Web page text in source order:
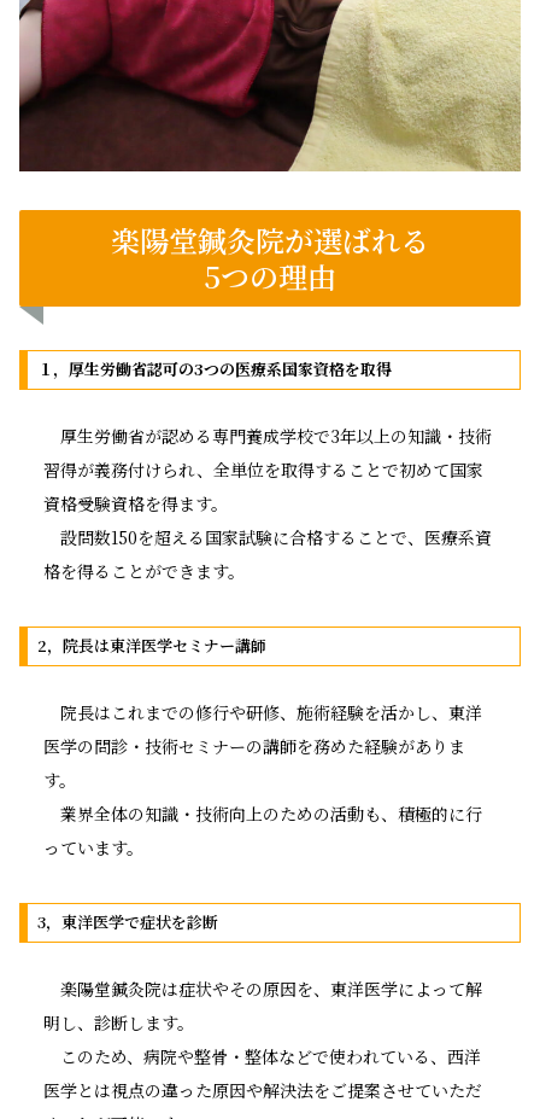
楽陽堂鍼灸院が選ばれる
5つの理由
１，厚生労働省認可の3つの医療系国家資格を取得
厚生労働省が認める専門養成学校で3年以上の知識・技術
習得が義務付けられ、全単位を取得することで初めて国家
資格受験資格を得ます。
設問数150を超える国家試験に合格することで、医療系資
格を得ることができます。
2，院長は東洋医学セミナー講師
院長はこれまでの修行や研修、施術経験を活かし、東洋
医学の問診・技術セミナーの講師を務めた経験がありま
す。
業界全体の知識・技術向上のための活動も、積極的に行
っています。
3，東洋医学で症状を診断
楽陽堂鍼灸院は症状やその原因を、東洋医学によって解
明し、診断します。
このため、病院や整骨・整体などで使われている、西洋
医学とは視点の違った原因や解決法をご提案させていただ